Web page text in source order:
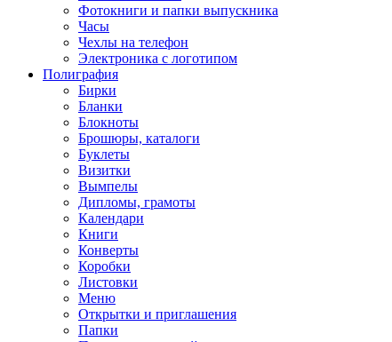
Фотокниги и папки выпускника
Часы
Чехлы на телефон
Электроника с логотипом
Полиграфия
Бирки
Бланки
Блокноты
Брошюры, каталоги
Буклеты
Визитки
Вымпелы
Дипломы, грамоты
Календари
Книги
Конверты
Коробки
Листовки
Меню
Открытки и приглашения
Папки